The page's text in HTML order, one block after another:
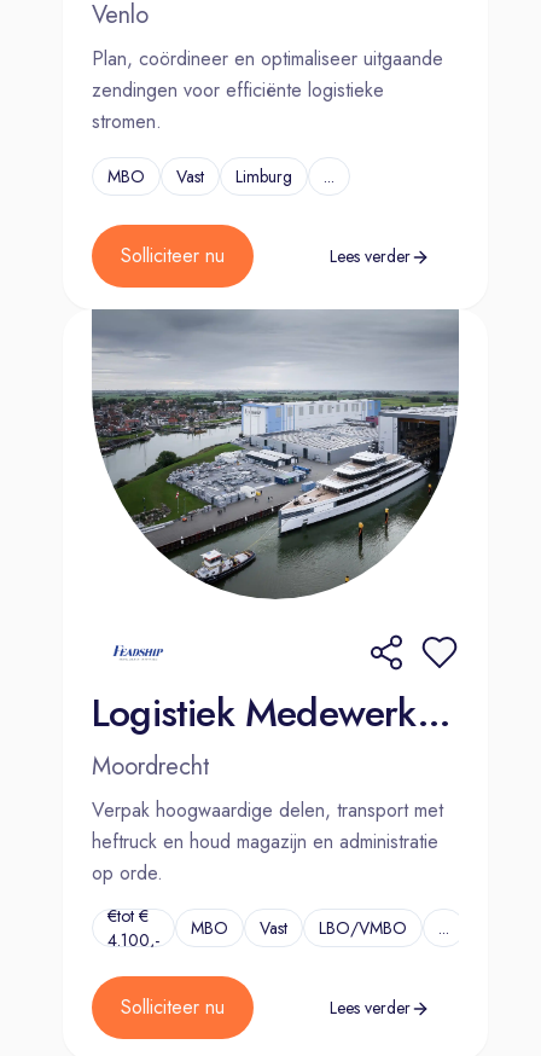
Venlo
Plan, coördineer en optimaliseer uitgaande
zendingen voor efficiënte logistieke
stromen.
MBO Vast Limburg ...
Solliciteer nu Lees verder
Logistiek Medewerker - Dutch speaking | Moordrecht
Moordrecht
Verpak hoogwaardige delen, transport met
heftruck en houd magazijn en administratie
op orde.
€tot €
4.100,-
MBO Vast LBO/VMBO ...
Solliciteer nu Lees verder